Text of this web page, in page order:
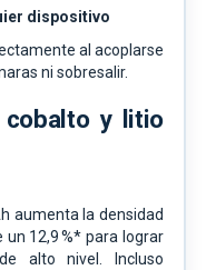
dispositivo
al acoplarse
ni sobresalir.
cobalto y litio
aumenta la densidad
12,9 %* para lograr
alto nivel. Incluso